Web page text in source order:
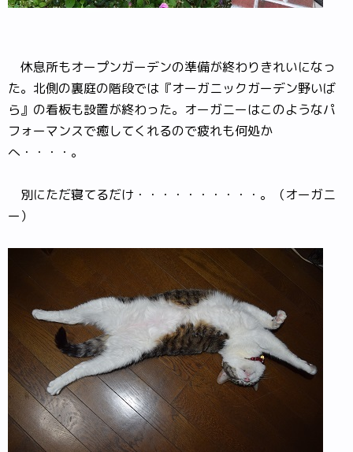
休息所もオープンガーデンの準備が終わりきれいになっ
た。北側の裏庭の階段では『オーガニックガーデン野いば
ら』の看板も設置が終わった。オーガニーはこのようなパ
フォーマンスで癒してくれるので疲れも何処か
へ・・・・。
別にただ寝てるだけ・・・・・・・・・・。（オーガニ
ー）